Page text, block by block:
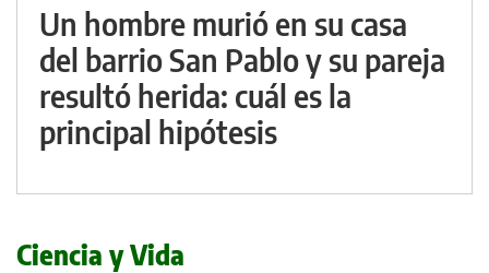
Un hombre murió en su casa
del barrio San Pablo y su pareja
resultó herida: cuál es la
principal hipótesis
Ciencia y Vida